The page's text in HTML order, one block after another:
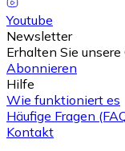
Youtube
Newsletter
Erhalten Sie
Abonnieren
Hilfe
Wie funktioniert es
Häufige Fragen
Kontakt